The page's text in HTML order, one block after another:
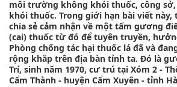
môi trường không khói thuốc, công
khói thuốc. Trong giới hạn bài viết này,
chia sẻ cảm nhận về một tấm gương
(cai) thuốc từ đó để tuyên truyền,
Phòng chống tác hại thuốc lá đã và
rộng khắp trên địa bàn tỉnh ta. Đó là
Trí, sinh năm 1970, cư trú tại Xóm 2 -
Cẩm Thành - huyện Cẩm Xuyên - tỉnh